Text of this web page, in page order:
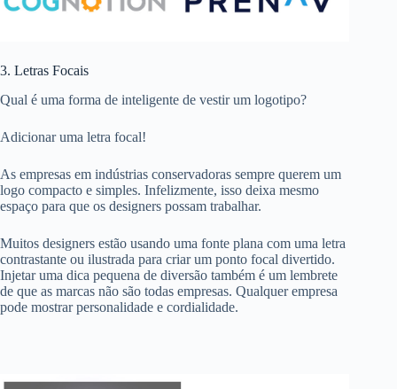
3. Letras Focais
Qual é uma forma de inteligente de vestir um logotipo?
Adicionar uma letra focal!
As empresas em indústrias conservadoras sempre querem um
logo compacto e simples. Infelizmente, isso deixa mesmo
espaço para que os designers possam trabalhar.
Muitos designers estão usando uma fonte plana com uma letra
contrastante ou ilustrada para criar um ponto focal divertido.
Injetar uma dica pequena de diversão também é um lembrete
de que as marcas não são todas empresas. Qualquer empresa
pode mostrar personalidade e cordialidade.